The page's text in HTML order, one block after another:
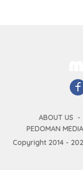
ABOUT US
PEDOMAN
Copyright 2014 -